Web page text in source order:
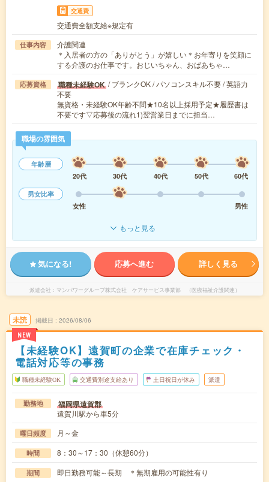
交通費
交通費全額支給※規定有
仕事内容
介護関連
＊入居者の方の「ありがとう」が嬉しい＊お年寄りを笑顔に
する介護のお仕事です。おじいちゃん、おばあちゃ…
応募資格 職種未経験OK / ブランクOK / パソコンスキル不要 / 英語力
不要
無資格・未経験OK年齢不問★10名以上採用予定★履歴書は
不要です▽応募後の流れ1)翌営業日までに担当…
職場の雰囲気
年齢層
20代
30代 40代 50代
60代
男女比率
女性
男性
もっと見る
気になる! 応募へ進む 詳しく見る
派遣会社 マンパワーグループ株式会社 ケアサービス事業部 （医療福祉介護関連）
未読
NEW
掲載日 2026/08/06
【未経験OK】遠賀町の企業で在庫チェック・
電話対応等の事務
職種未経験OK 交通費別途支給あり 土日祝日が休み 派遣
勤務地 福岡県遠賀郡
遠賀川駅から車5分
曜日頻度 月～金
時間 8：30～17：30（休憩60分）
期間 即日勤務可能～長期 ＊無期雇用の可能性有り